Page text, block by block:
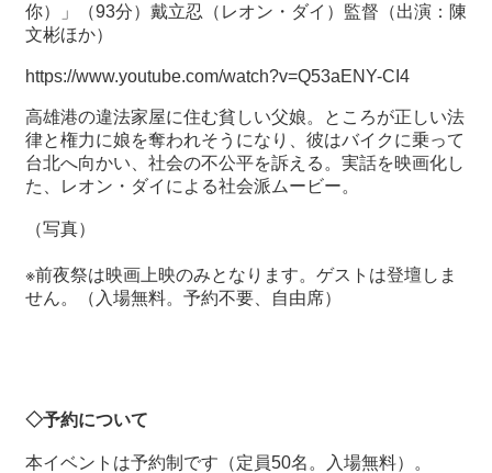
你）」（93分）戴立忍（レオン・ダイ）監督（出演：陳
文彬ほか）
https://www.youtube.com/watch?v=Q53aENY-CI4
高雄港の違法家屋に住む貧しい父娘。ところが正しい法
律と権力に娘を奪われそうになり、彼はバイクに乗って
台北へ向かい、社会の不公平を訴える。実話を映画化し
た、レオン・ダイによる社会派ムービー。
（写真）
※前夜祭は映画上映のみとなります。ゲストは登壇しま
せん。
（入場無料。予約不要、自由席）
◇予約について
本イベントは予約制です（定員50名。入場無料）。